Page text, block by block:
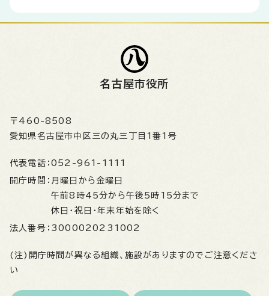
名古屋市役所
〒460-8508
愛知県名古屋市中区三の丸三丁目1番1号
代表電話： 052-961-1111
開庁時間： 月曜日から金曜日
午前8時45分から午後5時15分まで
休日・祝日・年末年始を除く
法人番号： 3000020231002
(注)開庁時間が異なる組織、施設がありますのでご注意くださ
い